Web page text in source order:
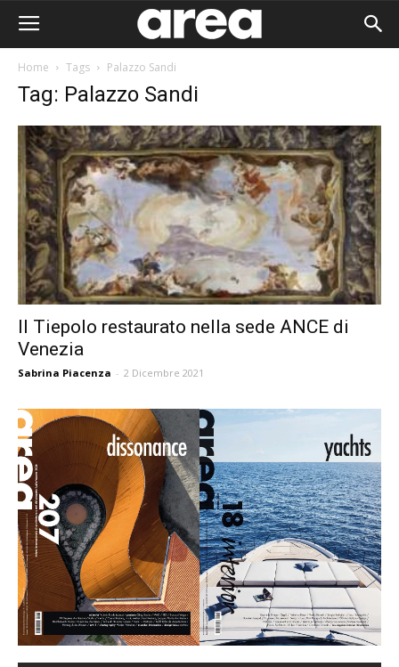
Home Tags Palazzo Sandi
Tag: Palazzo Sandi
Il Tiepolo restaurato nella sede ANCE di
Venezia
Sabrina Piacenza - 2 Dicembre 2021